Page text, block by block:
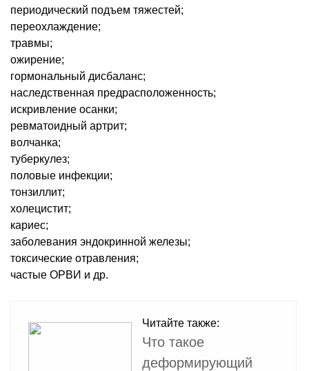
периодический подъем тяжестей;
переохлаждение;
травмы;
ожирение;
гормональный дисбаланс;
наследственная предрасположенность;
искривление осанки;
ревматоидный артрит;
волчанка;
туберкулез;
половые инфекции;
тонзиллит;
холецистит;
кариес;
заболевания эндокринной железы;
токсические отравления;
частые ОРВИ и др.
Читайте также:
Что такое
деформирующий